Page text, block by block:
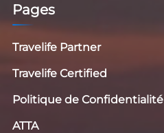
Pages
Travelife Partner
Travelife Certified
Politique de Confidentialité
ATTA